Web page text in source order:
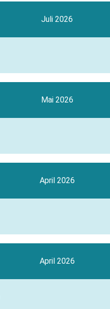
Juli 2026
Mai 2026
April 2026
April 2026